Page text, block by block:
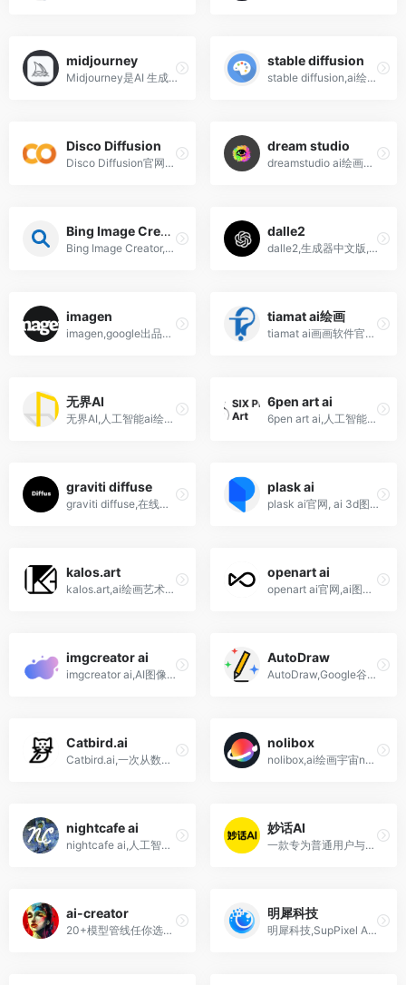
midjourney
Midjourney是AI 生成绘画图工具，只需输入文字就会自动产生图像,ai人工智能自动绘画软件
stable diffusion
stable diffusion,ai绘画,作画神器软件工具生成网站
Disco Diffusion
Disco Diffusion官网入口,网页版,安卓手机版下载ai自动绘画软件神器
dream studio
dreamstudio ai绘画画画神器软件工具网站
Bing Image Creator
Bing Image Creator,微软必应推出AI图片生成工具
dalle2
dalle2,生成器中文版,在线,怎么申请,ai智能自动画画软件
imagen
imagen,google出品的ai绘画,作画神器软件工具生成网站
tiamat ai绘画
tiamat ai画画软件官网,人工智能,绘画助手软件下载
无界AI
无界AI,人工智能ai绘画,作图工具网站软件,炼丹
6pen art ai
6pen art ai,人工智能自动绘画软件
graviti diffuse
graviti diffuse,在线网页版StableDiffusion WebUI,SD-WebUI
plask ai
plask ai官网, ai 3d图片生成工具
kalos.art
kalos.art,ai绘画艺术图片展示交易社区平台
openart ai
openart ai官网,ai图像生成器,编辑器,prompt提示词,模型训练
imgcreator ai
imgcreator ai,AI图像生成工具,文生图,图生图,ai背景图片,室内设计
AutoDraw
AutoDraw,Google谷歌出品的在线AI绘画工具
Catbird.ai
Catbird.ai,一次从数十个模型中生成图片的免费在线AI绘画图片生成器工具
nolibox
nolibox,ai绘画宇宙nolibox,计算美学图宇宙,全链路 AIGC和人工智能设计服务
nightcafe ai
nightcafe ai,人工智能绘画网站,作图更轻松简单,ai art creator
妙话AI
一款专为普通用户与内容创作者设计的创意图片生成工具，通过上传照片即可自动生成具有趣味性、反差感和视觉冲击力的热门玩法图像。
ai-creator
20+模型管线任你选择，写实、中国风、3D、二次元、动漫等多种风格不限题材
明犀科技
明犀科技,SupPixel AI,提供AI驱动的图像增强,超分辨率放大和老照片修复服务,支持批量处理和API调用,适用于多种场景.